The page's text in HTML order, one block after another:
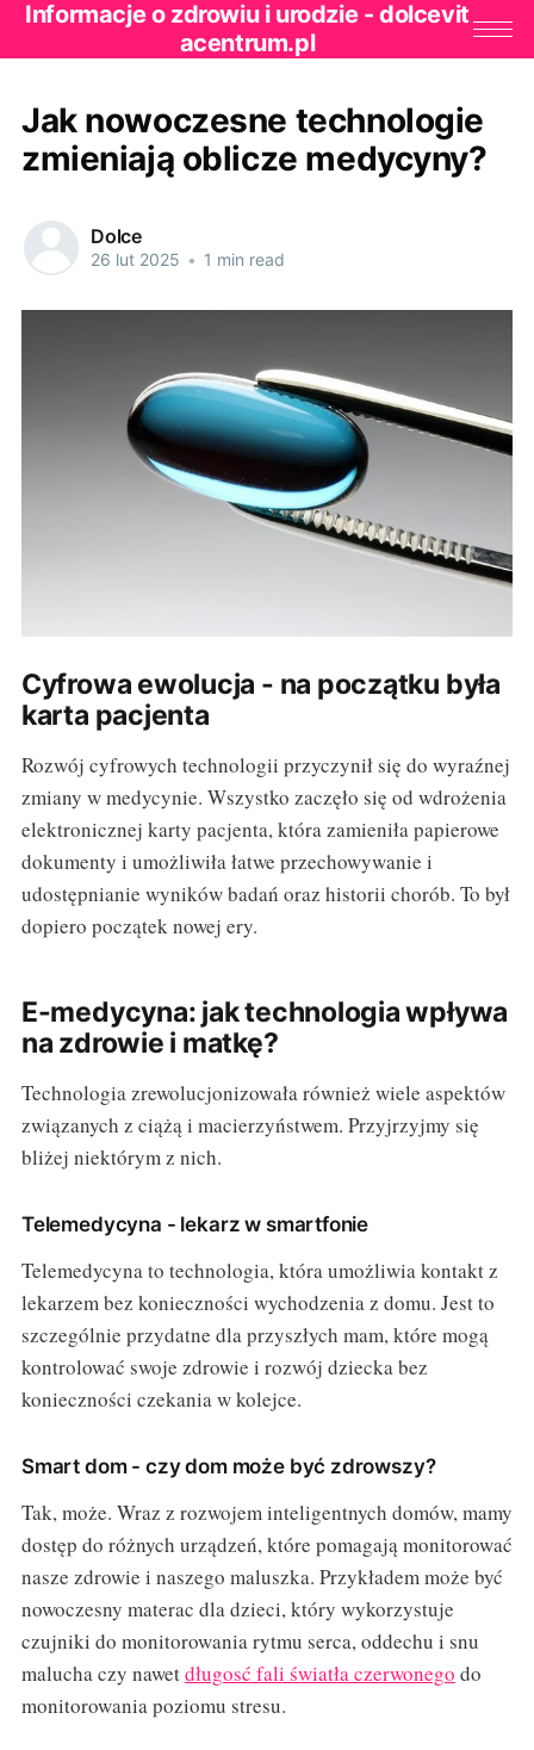
Informacje o zdrowiu i urodzie - dolcevit
acentrum.pl
Jak nowoczesne technologie
zmieniają oblicze medycyny?
Dolce
26 lut 2025 • 1 min read
Cyfrowa ewolucja - na początku była
karta pacjenta
Rozwój cyfrowych technologii przyczynił się do wyraźnej
zmiany w medycynie. Wszystko zaczęło się od wdrożenia
elektronicznej karty pacjenta, która zamieniła papierowe
dokumenty i umożliwiła łatwe przechowywanie i
udostępnianie wyników badań oraz historii chorób. To był
dopiero początek nowej ery.
E-medycyna: jak technologia wpływa
na zdrowie i matkę?
Technologia zrewolucjonizowała również wiele aspektów
związanych z ciążą i macierzyństwem. Przyjrzyjmy się
bliżej niektórym z nich.
Telemedycyna - lekarz w smartfonie
Telemedycyna to technologia, która umożliwia kontakt z
lekarzem bez konieczności wychodzenia z domu. Jest to
szczególnie przydatne dla przyszłych mam, które mogą
kontrolować swoje zdrowie i rozwój dziecka bez
konieczności czekania w kolejce.
Smart dom - czy dom może być zdrowszy?
Tak, może. Wraz z rozwojem inteligentnych domów, mamy
dostęp do różnych urządzeń, które pomagają monitorować
nasze zdrowie i naszego maluszka. Przykładem może być
nowoczesny materac dla dzieci, który wykorzystuje
czujniki do monitorowania rytmu serca, oddechu i snu
malucha czy nawetdługosć fali światła czerwonego do
monitorowania poziomu stresu.